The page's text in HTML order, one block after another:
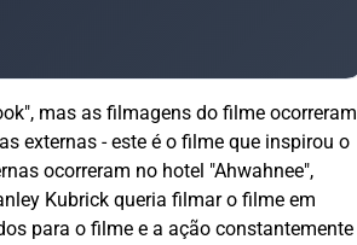
mas as filmagens do filme ocorreram
externas - este é o filme que inspirou o
ocorreram no hotel "Ahwahnee",
Kubrick queria filmar o filme em
para o filme e a ação constantemente